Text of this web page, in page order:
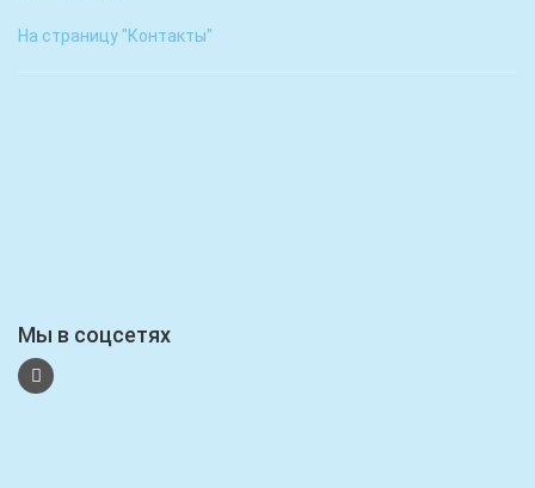
На страницу "Контакты"
Мы в соцсетях